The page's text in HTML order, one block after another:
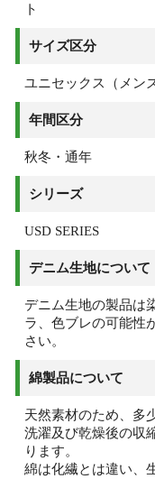
ト
サイズ区分
ユニセックス（メン
年間区分
秋冬・通年
シリーズ
USD SERIES
デニム生地について
デニム生地の製品は
ラ、色ブレの可能性
さい。
綿製品について
天然素材のため、多
洗濯及び乾燥後の収
ります。
綿は化繊とは違い、